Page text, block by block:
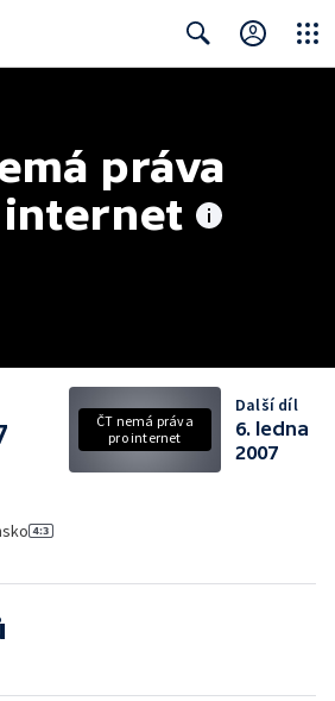
práva
internet
ČT nemá práva
pro internet
Další díl
6. ledna
2007